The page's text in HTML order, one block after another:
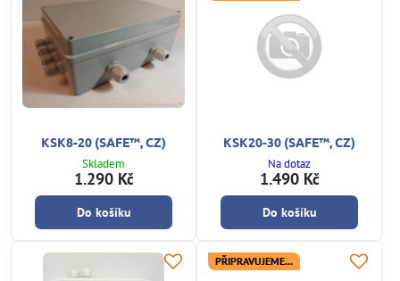
KSK8-20 (SAFE™, CZ)
Skladem
1.290 Kč
Do košíku
KSK20-30 (SAFE™, CZ)
Na dotaz
1.490 Kč
Do košíku
PŘIPRAVUJEME...